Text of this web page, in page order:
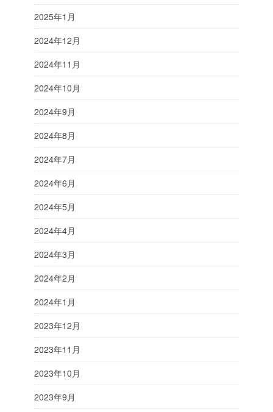
2025年1月
2024年12月
2024年11月
2024年10月
2024年9月
2024年8月
2024年7月
2024年6月
2024年5月
2024年4月
2024年3月
2024年2月
2024年1月
2023年12月
2023年11月
2023年10月
2023年9月